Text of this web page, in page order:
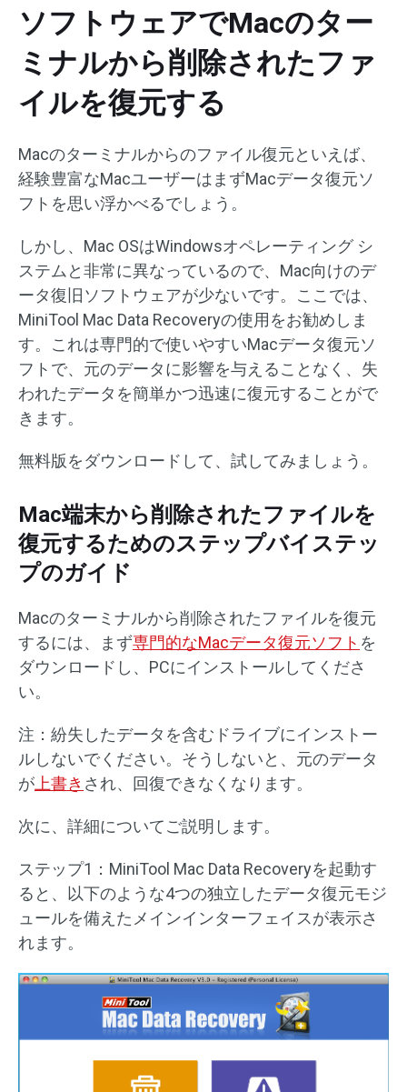
ソフトウェアでMacのター
ミナルから削除されたファ
イルを復元する
Macのターミナルからのファイル復元といえば、
経験豊富なMacユーザーはまずMacデータ復元ソ
フトを思い浮かべるでしょう。
しかし、Mac OSはWindowsオペレーティング シ
ステムと非常に異なっているので、Mac向けのデ
ータ復旧ソフトウェアが少ないです。ここでは、
MiniTool Mac Data Recoveryの使用をお勧めしま
す。これは専門的で使いやすいMacデータ復元ソ
フトで、元のデータに影響を与えることなく、失
われたデータを簡単かつ迅速に復元することがで
きます。
無料版をダウンロードして、試してみましょう。
Mac端末から削除されたファイルを
復元するためのステップバイステッ
プのガイド
Macのターミナルから削除されたファイルを復元
するには、まず専門的なMacデータ復元ソフト を
ダウンロードし、PCにインストールしてくださ
い。
注：紛失したデータを含むドライブにインストー
ルしないでください。そうしないと、元のデータ
が上書き され、回復できなくなります。
次に、詳細についてご説明します。
ステップ1：MiniTool Mac Data Recoveryを起動す
ると、以下のような4つの独立したデータ復元モジ
ュールを備えたメインインターフェイスが表示さ
れます。